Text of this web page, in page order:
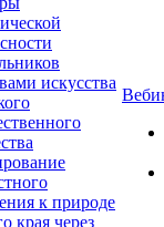
искусства
к природе
края через